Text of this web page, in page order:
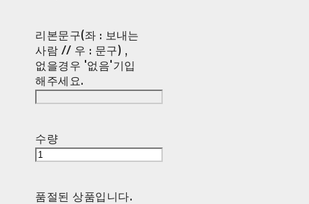
리본문구(좌 : 보내는
사람 // 우 : 문구) ,
없을경우 '없음'기입
해주세요.
수량
품절된 상품입니다.